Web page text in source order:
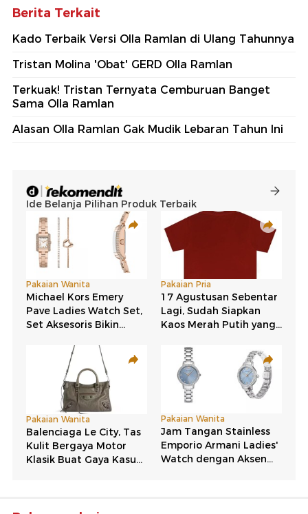
Berita Terkait
Kado Terbaik Versi Olla Ramlan di Ulang Tahunnya
Tristan Molina 'Obat' GERD Olla Ramlan
Terkuak! Tristan Ternyata Cemburuan Banget
Sama Olla Ramlan
Alasan Olla Ramlan Gak Mudik Lebaran Tahun Ini